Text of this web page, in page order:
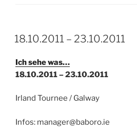
18.10.2011 – 23.10.2011
Ich sehe was…
18.10.2011 – 23.10.2011
Irland Tournee / Galway
Infos: manager@baboro.ie